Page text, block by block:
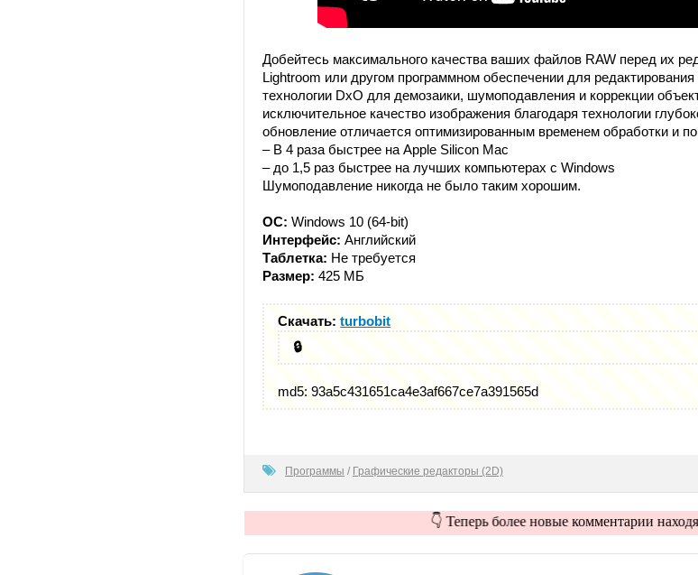
Добейтесь максимального качества ваших файлов RAW перед их
Lightroom или другом программном обеспечении для
технологии DxO для демозаики, шумоподавления и коррекции
исключительное качество изображения благодаря технологии
обновление отличается оптимизированным временем обработки и
– В 4 раза быстрее на Apple Silicon Mac
– до 1,5 раз быстрее на лучших компьютерах с Windows
Шумоподавление никогда не было таким хорошим.
ОС: Windows 10 (64-bit)
Интерфейс: Английский
Таблетка: Не требуется
Размер: 425 МБ
Скачать:turbobit
🔒
md5: 93a5c431651ca4e3af667ce7a391565d
Программы / Графические редакторы (2D)
👇 Теперь более новые комментарии